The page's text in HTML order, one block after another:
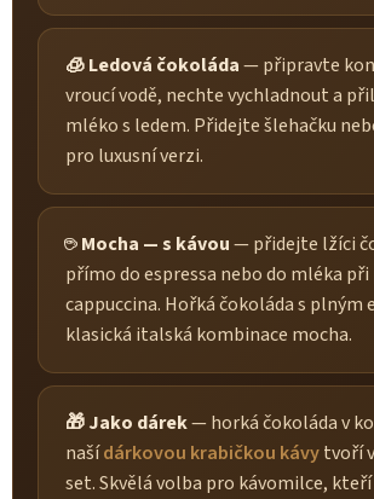
🧊 Ledová čokoláda— připravte
vroucí vodě, nechte vychladnout a
mléko s ledem. Přidejte šlehačku
pro luxusní verzi.
☕ Mocha — s kávou— přidejte lžíci
přímo do espressa nebo do mléka
cappuccina. Hořká čokoláda s plným
klasická italská kombinace mocha.
🎁 Jako dárek— horká čokoláda v
našídárkovou krabičkou kávytvoří
set. Skvělá volba pro kávomilce, kteří